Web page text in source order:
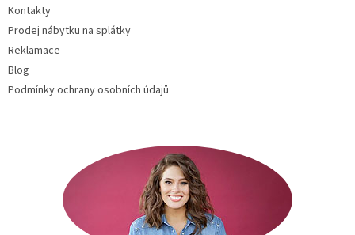
Kontakty
Prodej nábytku na splátky
Reklamace
Blog
Podmínky ochrany osobních údajů